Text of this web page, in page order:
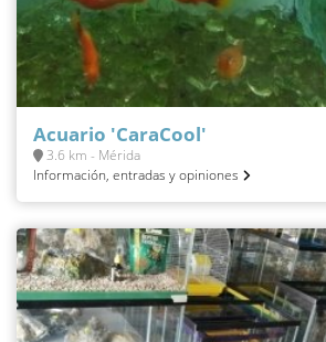
Acuario 'CaraCool'
3.6 km - Mérida
Información, entradas y opiniones